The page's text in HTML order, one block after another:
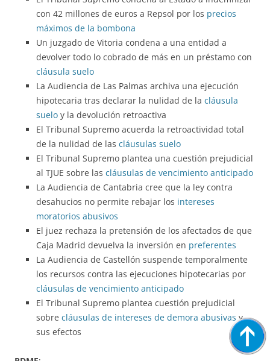
con 42 millones de euros a Repsol por los precios
máximos de la bombona
Un juzgado de Vitoria condena a una entidad a
devolver todo lo cobrado de más en un préstamo con
cláusula suelo
La Audiencia de Las Palmas archiva una ejecución
hipotecaria tras declarar la nulidad de la cláusula
suelo y la devolución retroactiva
El Tribunal Supremo acuerda la retroactividad total
de la nulidad de las cláusulas suelo
El Tribunal Supremo plantea una cuestión prejudicial
al TJUE sobre las cláusulas de vencimiento anticipado
La Audiencia de Cantabria cree que la ley contra
desahucios no permite rebajar los intereses
moratorios abusivos
El juez rechaza la pretensión de los afectados de que
Caja Madrid devuelva la inversión en preferentes
La Audiencia de Castellón suspende temporalmente
los recursos contra las ejecuciones hipotecarias por
cláusulas de vencimiento anticipado
El Tribunal Supremo plantea cuestión prejudicial
sobre cláusulas de intereses de demora abusivas y
sus efectos